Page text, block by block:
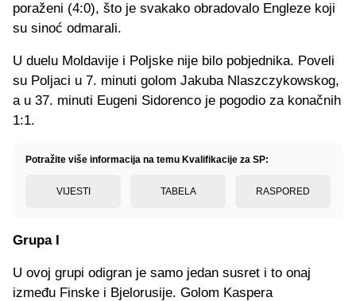
poraženi (4:0), što je svakako obradovalo Engleze koji
su sinoć odmarali.
U duelu Moldavije i Poljske nije bilo pobjednika. Poveli
su Poljaci u 7. minuti golom Jakuba Nlaszczykowskog,
a u 37. minuti Eugeni Sidorenco je pogodio za konačnih
1:1.
Potražite više informacija na temu Kvalifikacije za SP:
VIJESTI TABELA RASPORED
Grupa I
U ovoj grupi odigran je samo jedan susret i to onaj
između Finske i Bjelorusije. Golom Kaspera